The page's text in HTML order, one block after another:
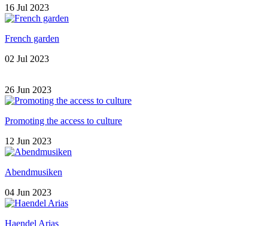
16 Jul 2023
French garden
02 Jul 2023
26 Jun 2023
Promoting the access to culture
12 Jun 2023
Abendmusiken
04 Jun 2023
Haendel Arias